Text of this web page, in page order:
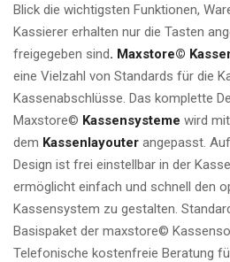
Blick die wichtigsten Funktionen,
Kassierer erhalten nur die Tasten
freigegeben sind. Maxstore©
eine Vielzahl von Standards für die
Kassenabschlüsse. Das komplette
Maxstore© Kassensysteme wird mit
dem Kassenlayouter angepasst.
Design ist frei einstellbar in der
ermöglicht einfach und schnell den
Kassensystem zu gestalten.
Basispaket der maxstore©
Telefonische kostenfreie Beratung